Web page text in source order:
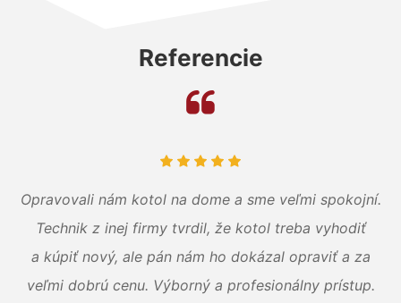
Referencie
Opravovali nám kotol na dome a sme veľmi spokojní.
Technik z inej firmy tvrdil, že kotol treba vyhodiť
a kúpiť nový, ale pán nám ho dokázal opraviť a za
veľmi dobrú cenu. Výborný a profesionálny prístup.